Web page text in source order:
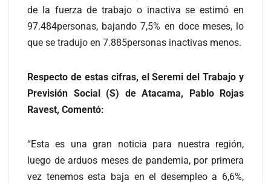
de la fuerza de trabajo o inactiva se estimó en
97.484personas, bajando 7,5% en doce meses, lo
que se tradujo en 7.885personas inactivas menos.
Respecto de estas cifras, el Seremi del Trabajo y
Previsión Social (S) de Atacama, Pablo Rojas
Ravest, Comentó:
“Esta es una gran noticia para nuestra región,
luego de arduos meses de pandemia, por primera
vez tenemos esta baja en el desempleo a 6,6%,